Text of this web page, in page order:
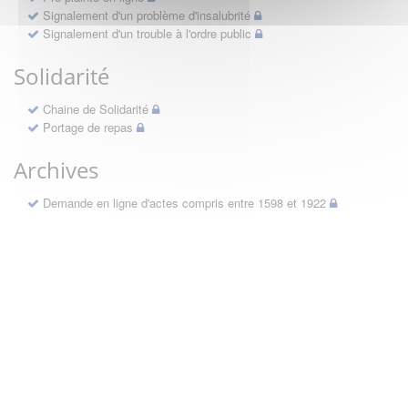
Signalement d'un problème d'insalubrité
Signalement d'un trouble à l'ordre public
Solidarité
Chaine de Solidarité
Portage de repas
Archives
Demande en ligne d'actes compris entre 1598 et 1922